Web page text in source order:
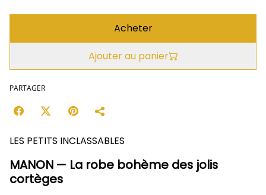
Acheter
Ajouter au panier
PARTAGER
LES PETITS INCLASSABLES
MANON — La robe bohème des jolis
cortèges